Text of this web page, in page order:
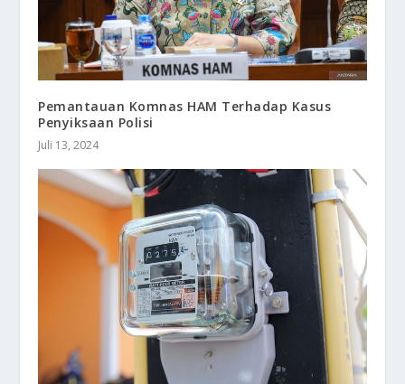
Pemantauan Komnas HAM Terhadap Kasus
Penyiksaan Polisi
Juli 13, 2024